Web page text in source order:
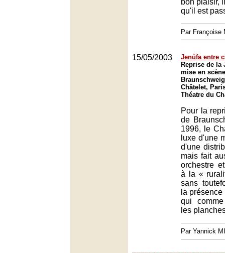
bon plaisir,
qu'il est
Par Françoise
15/05/2003
Jenůfa entre
Reprise de la
mise en
Châtelet,
Théatre du
Pour la
de
1996, le
luxe d'une
d'une
mais fait
orchestre
à la «
sans
la
qui
les
Par Yannick